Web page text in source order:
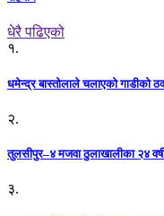
धेरै पढिएको
१.
धमेन्द्र बास्तोलाले चलाएको गाडीको
२.
तुलसीपुर–४ मजवा ठुलाखालीका २४
३.